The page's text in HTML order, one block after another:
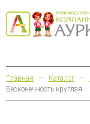
Главная — Каталог —
Бесконечность круглая